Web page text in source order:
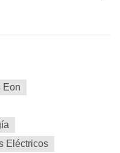
Eon
Eléctricos